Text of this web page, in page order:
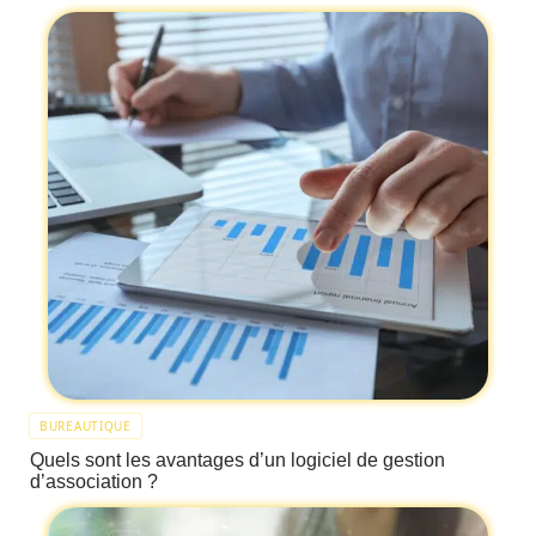
BUREAUTIQUE
Quels sont les avantages d’un logiciel de gestion
d’association ?